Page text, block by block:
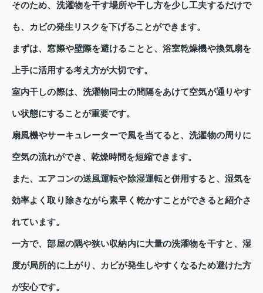
そのため、洗濯物を干す場所や干し方を少し工夫するだけで
も、カビの発生リスクを下げることができます。
まずは、窓際や壁際を避けることと、浴室乾燥機や換気扇を
上手に活用する考え方が大切です。
室内干しの際は、洗濯物同士の間隔をあけて空気が通りやす
い状態にすることが重要です。
扇風機やサーキュレーターで風を当てると、洗濯物の周りに
空気の流れができ、乾燥時間を短縮できます。
また、エアコンの送風運転や除湿運転と併用すると、湿気を
効率よく取り除きながら素早く乾かすことができると紹介さ
れています。
一方で、部屋の隅や狭い収納内に大量の洗濯物を干すと、湿
度が局所的に上がり、カビが発生しやすくなるため避けた方
が安心です。